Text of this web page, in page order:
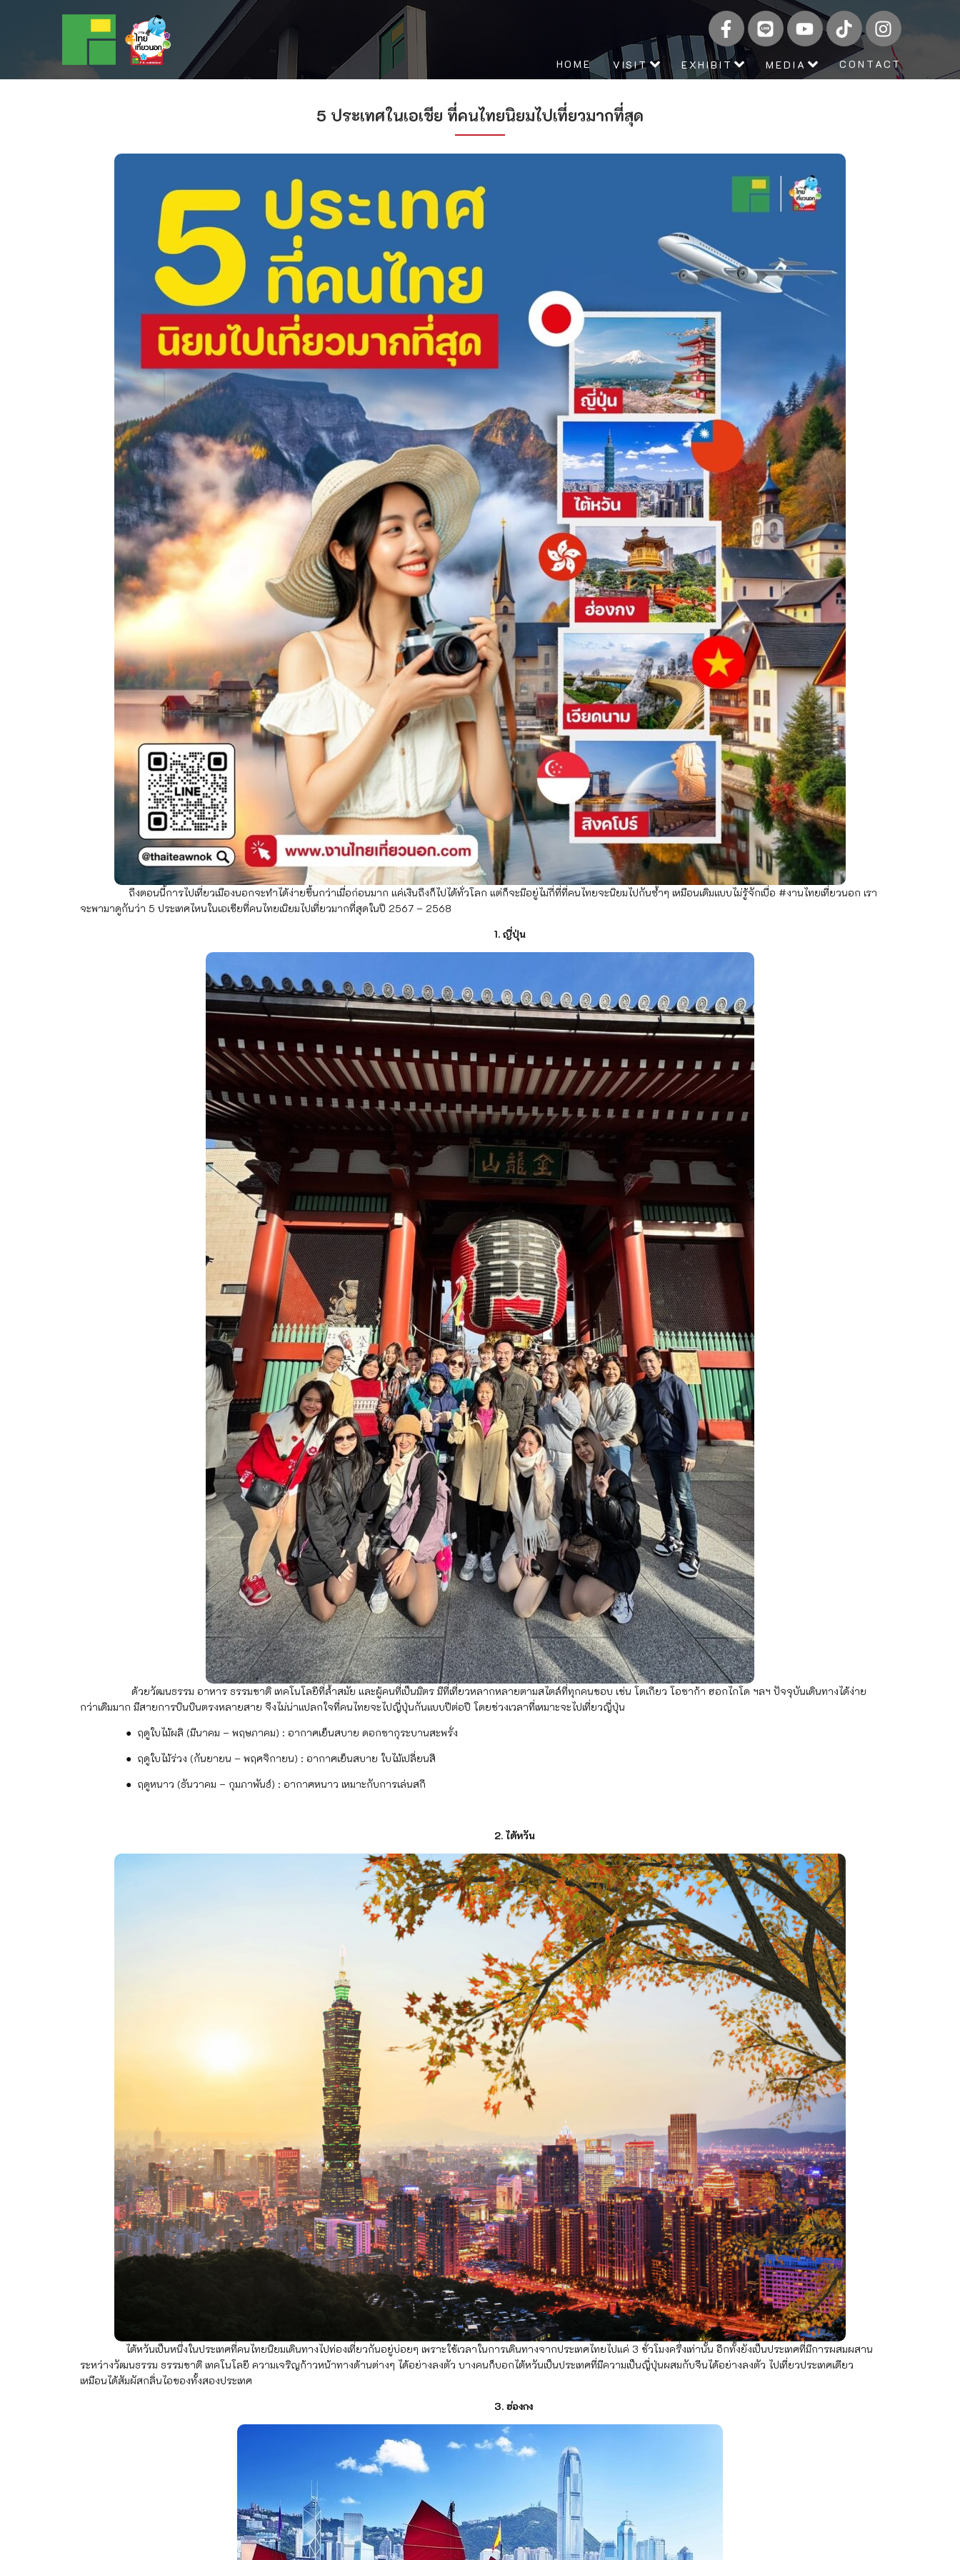
HOME VISIT EXHIBIT MEDIA CONTACT
5 ประเทศในเอเชีย ที่คนไทยนิยมไปเที่ยวมากที่สุด
ถึงตอนนี้การไปเที่ยวเมืองนอกจะทำได้ง่ายขึ้นกว่าเมื่อก่อนมาก แค่เงินถึงก็ไปได้ทั่วโลก แต่ก็จะมีอยู่ไม่กี่ที่ที่คนไทยจะนิยมไปกันซ้ำๆ เหมือนเดิมแบบไม่รู้จักเบื่อ #งานไทยเที่ยวนอก เรา
จะพามาดูกันว่า 5 ประเทศไหนในเอเชียที่คนไทยเนิยมไปเที่ยวมากที่สุดในปี 2567 – 2568
1. ญี่ปุ่น
ด้วยวัฒนธรรม อาหาร ธรรมชาติ เทคโนโลยีที่ล้ำสมัย และผู้คนที่เป็นมิตร มีที่เที่ยวหลากหลายตามสไตล์ที่ทุกคนชอบ เช่น โตเกียว โอซาก้า ฮอกไกโด ฯลฯ ปัจจุบันเดินทางได้ง่าย
กว่าเดิมมาก มีสายการบินบินตรงหลายสาย จึงไม่น่าแปลกใจที่คนไทยจะไปญี่ปุ่นกันแบบปีต่อปี โดยช่วงเวลาที่เหมาะจะไปเที่ยวญี่ปุ่น
● ฤดูใบไม้ผลิ (มีนาคม – พฤษภาคม) : อากาศเย็นสบาย ดอกซากุระบานสะพรั่ง
● ฤดูใบไม้ร่วง (กันยายน – พฤศจิกายน) : อากาศเย็นสบาย ใบไม้เปลี่ยนสี
● ฤดูหนาว (ธันวาคม – กุมภาพันธ์) : อากาศหนาว เหมาะกับการเล่นสกี
2. ไต้หวัน
ไต้หวันเป็นหนึ่งในประเทศที่คนไทยนิยมเดินทางไปท่องเที่ยวกันอยู่บ่อยๆ เพราะใช้เวลาในการเดินทางจากประเทศไทยไปแค่ 3 ชั่วโมงครึ่งเท่านั้น อีกทั้งยังเป็นประเทศที่มีการผสมผสาน
ระหว่างวัฒนธรรม ธรรมชาติ เทคโนโลยี ความเจริญก้าวหน้าทางด้านต่างๆ ได้อย่างลงตัว บางคนก็บอกไต้หวันเป็นประเทศที่มีความเป็นญี่ปุ่นผสมกับจีนได้อย่างลงตัว ไปเที่ยวประเทศเดียว
เหมือนได้สัมผัสกลิ่นไอของทั้งสองประเทศ
3. ฮ่องกง